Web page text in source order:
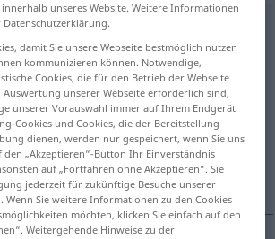
v/t <e̸s̸> UMG
Übersetzung anklicken/antippen)
prendre en photo
unseres Website. Weitere Informationen
damit Sie unsere Webseite bestmöglich nutzen
kommunizieren können. Notwendige,
Cookies, die für den Betrieb der Webseite
Auswertung unserer Webseite erforderlich sind,
unserer Vorauswahl immer auf Ihrem Endgerät
Cookies und Cookies, die der Bereitstellung
dienen, werden nur gespeichert, wenn Sie uns
den „Akzeptieren“-Button Ihr Einverständnis
auf „Fortfahren ohne Akzeptieren“. Sie
jederzeit für zukünftige Besuche unserer
Wenn Sie weitere Informationen zu den Cookies
möchten, klicken Sie einfach auf den
Weitergehende Hinweise zu der